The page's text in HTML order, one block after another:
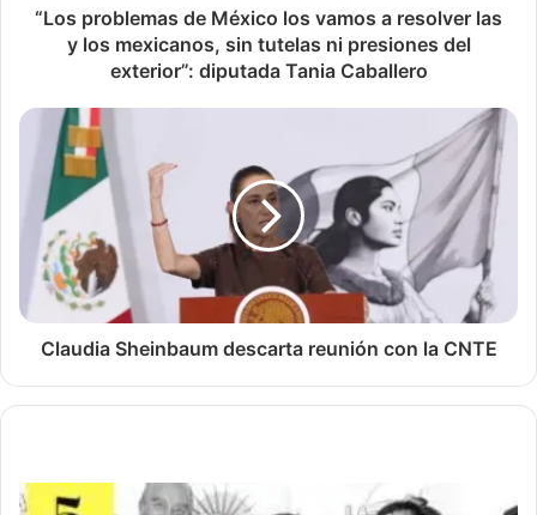
“Los problemas de México los vamos a resolver las
y los mexicanos, sin tutelas ni presiones del
exterior”: diputada Tania Caballero
Claudia Sheinbaum descarta reunión con la CNTE